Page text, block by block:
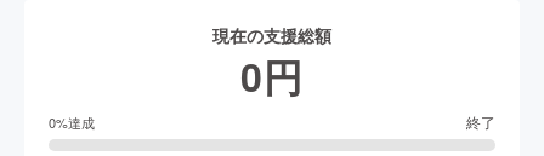
現在の支援総額
0円
0%達成 終了